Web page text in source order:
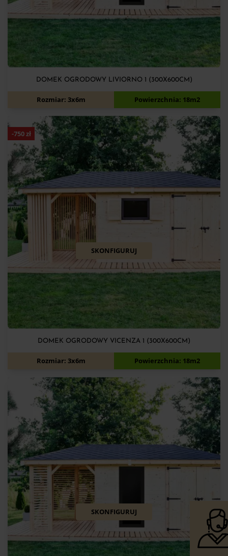
DOMEK OGRODOWY LIVIORNO 1 (300X600CM)
13 500 12 750zł
Rozmiar: 3x6m Powierzchnia: 18m2
-750zł
SKONFIGURUJ
DOMEK OGRODOWY VICENZA 1 (300X600CM)
12 900 12 150zł
Rozmiar: 3x6m Powierzchnia: 18m2
SKONFIGURUJ